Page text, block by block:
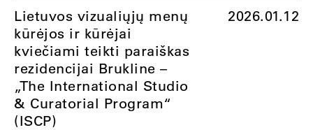
Lietuvos vizualiųjų menų
kūrėjos ir kūrėjai
kviečiami teikti paraiškas
rezidencijai Brukline –
„The International Studio
& Curatorial Program“
(ISCP)
2026.01.12